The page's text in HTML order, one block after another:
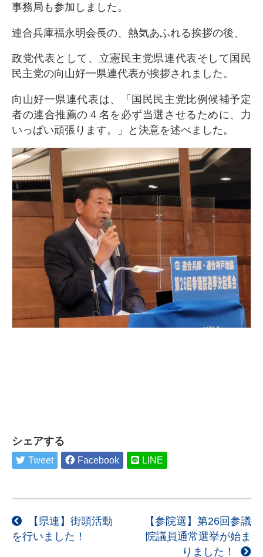
事務局も参加しました。
連合兵庫福永明会長の、熱気あふれる挨拶の後、
政党代表として、立憲民主党県連代表そして国民
民主党の向山好一県連代表が挨拶されました。
向山好一県連代表は、「国民民主党比例候補予定
者の連合推薦の４名を必ず当選させるために、力
いっぱい頑張ります。」と決意を述べました。
シェアする
Tweet Facebook LINE
投
稿
【県連】街頭活動
を行いました！
【参院選】第26回参議
院議員通常選挙が始ま
りました！